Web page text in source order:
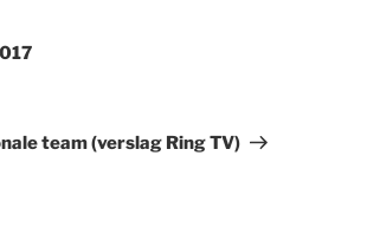
team (verslag Ring TV)